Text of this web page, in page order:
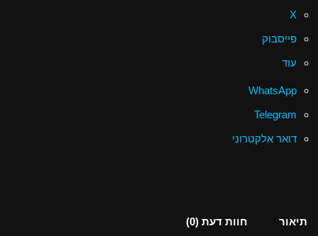
X
פייסבוק
עוד
WhatsApp
Telegram
דואר אלקטרוני
תיאור חוות דעת (0)